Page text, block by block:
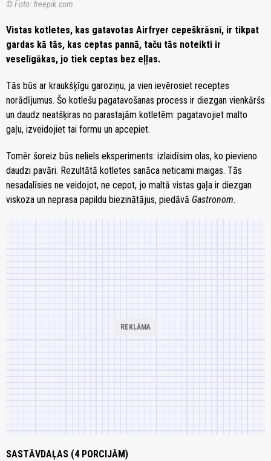
© Foto: freepik.com
Vistas kotletes, kas gatavotas Airfryer cepeškrāsnī, ir tikpat
gardas kā tās, kas ceptas pannā, taču tās noteikti ir
veselīgākas, jo tiek ceptas bez eļļas.
Tās būs ar kraukšķīgu garoziņu, ja vien ievērosiet receptes
norādījumus. Šo kotlešu pagatavošanas process ir diezgan vienkāršs
un daudz neatšķiras no parastajām kotletēm: pagatavojiet malto
gaļu, izveidojiet tai formu un apcepiet.
Tomēr šoreiz būs neliels eksperiments: izlaidīsim olas, ko pievieno
daudzi pavāri. Rezultātā kotletes sanāca neticami maigas. Tās
nesadalīsies ne veidojot, ne cepot, jo maltā vistas gaļa ir diezgan
viskoza un neprasa papildu biezinātājus, piedāvā Gastronom.
SASTĀVDAĻAS (4 PORCIJĀM)